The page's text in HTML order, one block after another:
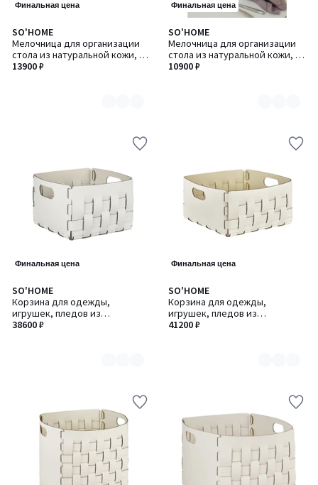
Финальная цена
SO'HOME
Мелочница для организации
стола из натуральной кожи, 10
х 10 х H 4 см
13900 ₽
Количество
цветов:
8
Финальная цена
SO'HOME
Мелочница для организации
стола из натуральной кожи, 14
х 14 х H5 см
10900 ₽
Количество
цветов:
8
Финальная цена
SO'HOME
Корзина для одежды,
игрушек, пледов из
натуральной кожи, 25 x 25 x H
38600 ₽
Количество
цветов:
8
Финальная цена
SO'HOME
Корзина для одежды,
игрушек, пледов из
натуральной кожи, 35 x 35 x H
41200 ₽
Количество
цветов:
8